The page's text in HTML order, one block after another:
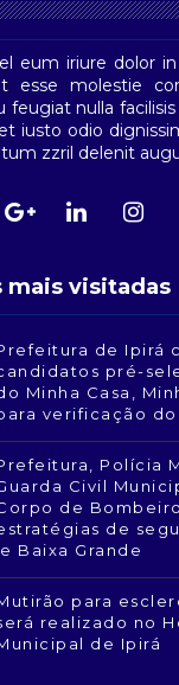
eum iriure dolor
esse molestie
feugiat nulla
iusto odio
zzril delenit
mais visitadas
de Ipirá
pré-
Minha Casa,
verificação
Polícia
Civil
de
de
Baixa Grande
para
realizado no
de Ipirá